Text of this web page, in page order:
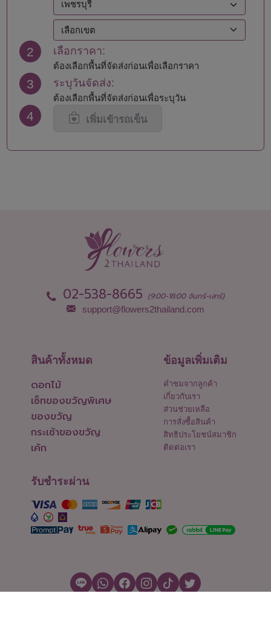
2 เลือกราคา:
ต้องเลือกพื้นที่จัดส่งก่อนเพื่อเลือกราคา
3 ระบุวันจัดส่ง:
ต้องเลือกพื้นที่จัดส่งก่อนเพื่อระบุวัน
4 เพิ่มเข้ารถเข็น
02-538-8665 (9:00-18:00 จันทร์-เสาร์)
support@flowers2thailand.com
สินค้าทั้งหมด
ดอกไม้
เซ็ทของขวัญพิเศษ
ของขวัญ
กระเช้าของขวัญ
เค้ก
ข้อมูลเพิ่มเติม
คำชมจากลูกค้า
เกี่ยวกับเรา
ส่วนช่วยเหลือ
การสั่งซื้อสินค้า
สิทธิประโยชน์สมาชิก
ติดต่อเรา
รับชำระผ่าน